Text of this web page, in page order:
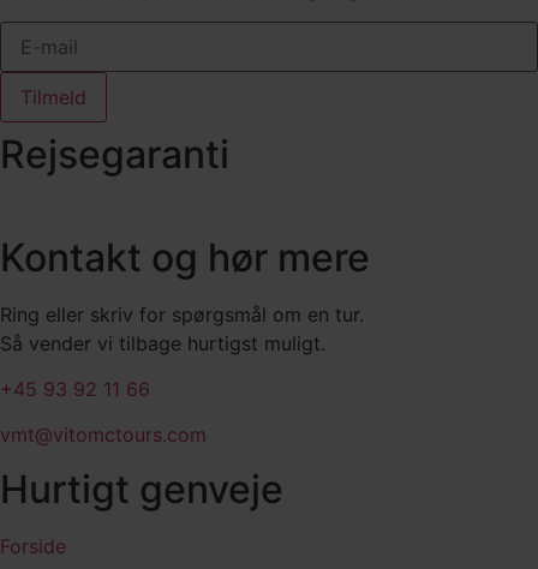
Tilmeld
Rejsegaranti
Kontakt og hør mere
Ring eller skriv for spørgsmål om en tur.
Så vender vi tilbage hurtigst muligt.
+45 93 92 11 66
vmt@vitomctours.com
Hurtigt genveje
Forside